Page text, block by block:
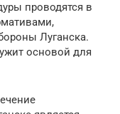
проводятся в
Луганска.
основой для